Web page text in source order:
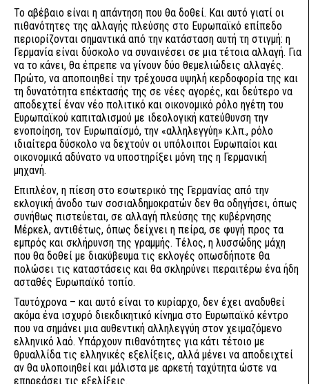
Το αβέβαιο είναι η απάντηση που θα δοθεί. Και αυτό γιατί οι
πιθανότητες της αλλαγής πλεύσης στο Ευρωπαϊκό επίπεδο
περιορίζονται σημαντικά από την κατάσταση αυτή τη στιγμή: η
Γερμανία είναι δύσκολο να συναινέσει σε μια τέτοια αλλαγή. Για
να το κάνει, θα έπρεπε να γίνουν δύο θεμελιώδεις αλλαγές.
Πρώτο, να αποποιηθεί την τρέχουσα υψηλή κερδοφορία της και
τη δυνατότητα επέκτασής της σε νέες αγορές, και δεύτερο να
αποδεχτεί έναν νέο πολιτικό και οικονομικό ρόλο ηγέτη του
Ευρωπαϊκού καπιταλισμού με ιδεολογική κατεύθυνση την
ενοποίηση, τον Ευρωπαϊσμό, την «αλληλεγγύη» κ.λπ., ρόλο
ιδιαίτερα δύσκολο να δεχτούν οι υπόλοιποι Ευρωπαίοι και
οικονομικά αδύνατο να υποστηρίξει μόνη της η Γερμανική
μηχανή.
Επιπλέον, η πίεση στο εσωτερικό της Γερμανίας από την
εκλογική άνοδο των σοσιαλδημοκρατών δεν θα οδηγήσει, όπως
συνήθως πιστεύεται, σε αλλαγή πλεύσης της κυβέρνησης
Μέρκελ, αντιθέτως, όπως δείχνει η πείρα, σε φυγή προς τα
εμπρός και σκλήρυνση της γραμμής. Τέλος, η λυσσώδης μάχη
που θα δοθεί με διακύβευμα τις εκλογές οπωσδήποτε θα
πολώσει τις καταστάσεις και θα σκληρύνει περαιτέρω ένα ήδη
ασταθές Ευρωπαϊκό τοπίο.
Ταυτόχρονα – και αυτό είναι το κυρίαρχο, δεν έχει αναδυθεί
ακόμα ένα ισχυρό διεκδικητικό κίνημα στο Ευρωπαϊκό κέντρο
που να σημάνει μια αυθεντική αλληλεγγύη στον χειμαζόμενο
ελληνικό λαό. Υπάρχουν πιθανότητες για κάτι τέτοιο με
θρυαλλίδα τις ελληνικές εξελίξεις, αλλά μένει να αποδειχτεί
αν θα υλοποιηθεί και μάλιστα με αρκετή ταχύτητα ώστε να
επηρεάσει τις εξελίξεις.